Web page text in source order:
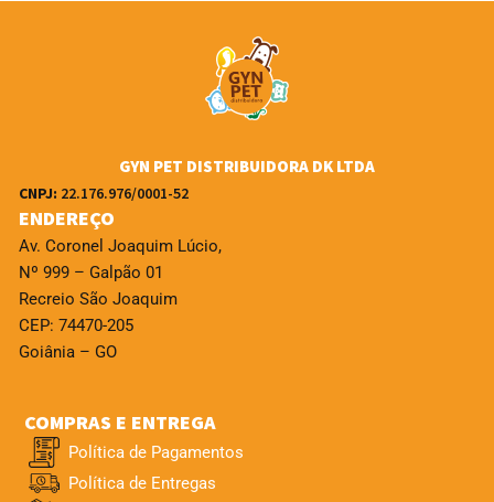
GYN PET DISTRIBUIDORA DK LTDA
CNPJ: 22.176.976/0001-52
ENDEREÇO
Av. Coronel Joaquim Lúcio,
Nº 999 – Galpão 01
Recreio São Joaquim
CEP: 74470-205
Goiânia – GO
COMPRAS E ENTREGA
Política de Pagamentos
Política de Entregas